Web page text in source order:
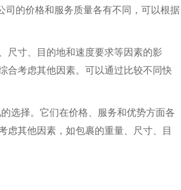
司的价格和服务质量各有不同，可以根据
尺寸、目的地和速度要求等因素的影
合考虑其他因素。可以通过比较不同快
选择。它们在价格、服务和优势方面各
虑其他因素，如包裹的重量、尺寸、目